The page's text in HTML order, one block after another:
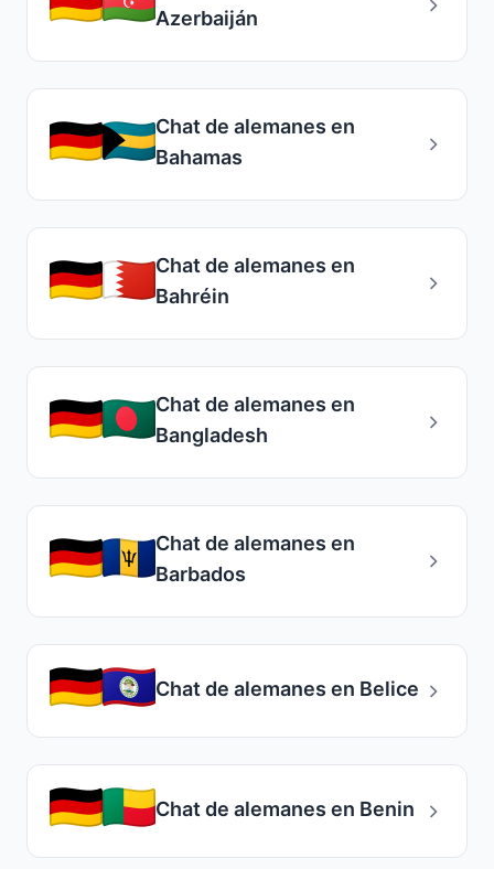
Azerbaiján
Chat de alemanes en
Bahamas
Chat de alemanes en
Bahréin
Chat de alemanes en
Bangladesh
Chat de alemanes en
Barbados
Chat de alemanes en Belice
Chat de alemanes en Benin